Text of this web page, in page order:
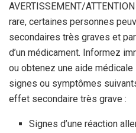
AVERTISSEMENT/
rare, certaines personnes
secondaires très graves et
d’un médicament. Informez
ou obtenez une aide
signes ou symptômes
effet secondaire très grave :
Signes d’une réaction